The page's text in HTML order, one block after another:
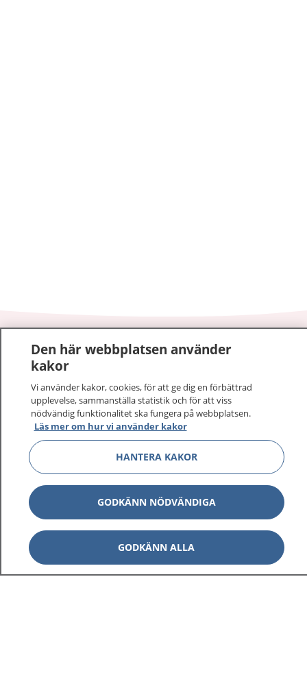
1177–tryggt om din hälsa och vård
sjukdomar och vilka mottagningar du kan kontakta.
Logga in för att läsa din journal och göra dina
vårdärenden. Ring telefonnummer 1177 för
sjukvårdsrådgivning dygnet runt.
1177 ger dig råd när du vill må bättre.
1177 på flera språk Visa
Den här webbplatsen använder
kakor
Vi använder kakor, cookies, för att ge dig en förbättrad
upplevelse, sammanställa statistik och för att viss
nödvändig funktionalitet ska fungera på webbplatsen.
Läs mer om hur vi använder kakor
HANTERA KAKOR
GODKÄNN NÖDVÄNDIGA
GODKÄNN ALLA